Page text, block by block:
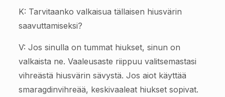
K: Tarvitaanko valkaisua tällaisen hiusvärin
saavuttamiseksi?
V: Jos sinulla on tummat hiukset, sinun on
valkaista ne. Vaaleusaste riippuu valitsemastasi
vihreästä hiusvärin sävystä. Jos aiot käyttää
smaragdinvihreää, keskivaaleat hiukset sopivat.